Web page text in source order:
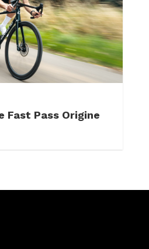
Fast Pass Origine